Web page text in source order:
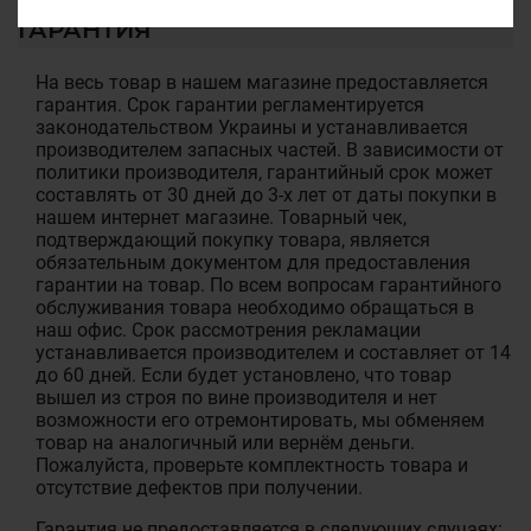
ГАРАНТИЯ
На весь товар в нашем магазине предоставляется
гарантия. Срок гарантии регламентируется
законодательством Украины и устанавливается
производителем запасных частей. В зависимости от
политики производителя, гарантийный срок может
составлять от 30 дней до 3-х лет от даты покупки в
нашем интернет магазине. Товарный чек,
подтверждающий покупку товара, является
обязательным документом для предоставления
гарантии на товар. По всем вопросам гарантийного
обслуживания товара необходимо обращаться в
наш офис. Срок рассмотрения рекламации
устанавливается производителем и составляет от 14
до 60 дней. Если будет установлено, что товар
вышел из строя по вине производителя и нет
возможности его отремонтировать, мы обменяем
товар на аналогичный или вернём деньги.
Пожалуйста, проверьте комплектность товара и
отсутствие дефектов при получении.